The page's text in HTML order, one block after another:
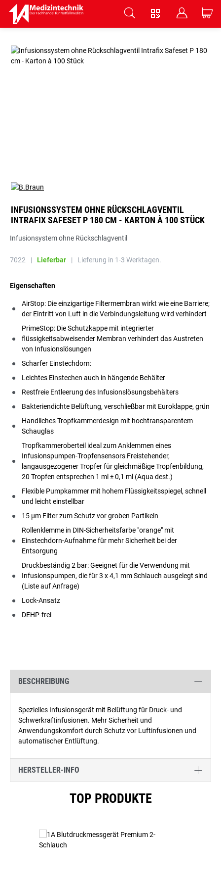
V B C
INFUSIONSSYSTEM OHNE RÜCKSCHLAGVENTIL
INTRAFIX SAFESET P 180 CM - KARTON À 100 STÜCK
Infusionsystem ohne Rückschlagventil
7022 | Lieferbar | Lieferung in 1-3 Werktagen.
Eigenschaften
AirStop: Die einzigartige Filtermembran wirkt wie eine Barriere;
der Eintritt von Luft in die Verbindungsleitung wird verhindert
PrimeStop: Die Schutzkappe mit integrierter
flüssigkeitsabweisender Membran verhindert das Austreten
von Infusionslösungen
Scharfer Einstechdorn:
Leichtes Einstechen auch in hängende Behälter
Restfreie Entleerung des Infusionslösungsbehälters
Bakteriendichte Belüftung, verschließbar mit Euroklappe, grün
Handliches Tropfkammerdesign mit hochtransparentem
Schauglas
Tropfkammeroberteil ideal zum Anklemmen eines
Infusionspumpen-Tropfensensors Freistehender,
langausgezogener Tropfer für gleichmäßige Tropfenbildung,
20 Tropfen entsprechen 1 ml ± 0,1 ml (Aqua dest.)
Flexible Pumpkammer mit hohem Flüssigkeitsspiegel, schnell
und leicht einstellbar
15 µm Filter zum Schutz vor groben Partikeln
Rollenklemme in DIN-Sicherheitsfarbe "orange" mit
Einstechdorn-Aufnahme für mehr Sicherheit bei der
Entsorgung
Druckbeständig 2 bar: Geeignet für die Verwendung mit
Infusionspumpen, die für 3 x 4,1 mm Schlauch ausgelegt sind
(Liste auf Anfrage)
Lock-Ansatz
DEHP-frei
BESCHREIBUNG
Spezielles Infusionsgerät mit Belüftung für Druck- und
Schwerkraftinfusionen. Mehr Sicherheit und
Anwendungskomfort durch Schutz vor Luftinfusionen und
automatischer Entlüftung.
HERSTELLER-INFO
TOP PRODUKTE